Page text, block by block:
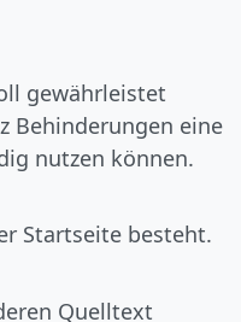
gewährleistet
Behinderungen eine
nutzen können.
Startseite besteht.
Quelltext